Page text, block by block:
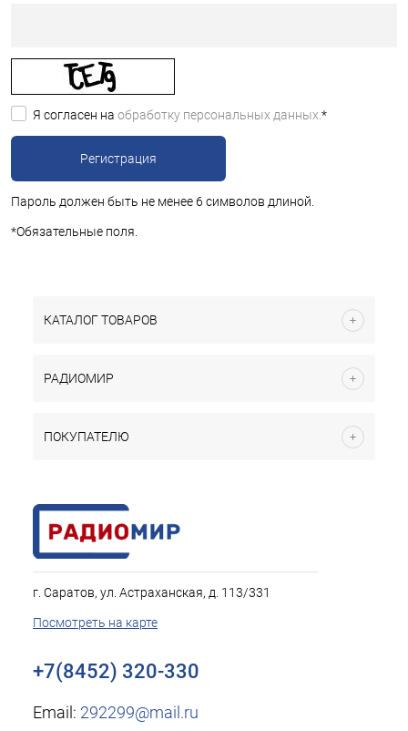
Я согласен на обработку персональных данных. *
Пароль должен быть не менее 6 символов длиной.
*Обязательные поля.
КАТАЛОГ ТОВАРОВ
РАДИОМИР
ПОКУПАТЕЛЮ
г. Саратов, ул. Астраханская, д. 113/331
Посмотреть на карте
+7(8452) 320-330
Email: 292299@mail.ru